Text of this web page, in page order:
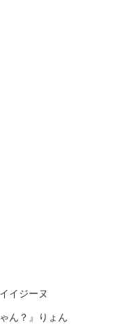
イジーヌ
ん？』りょん